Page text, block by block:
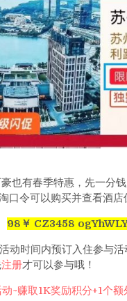
也有春季特惠，先一
口令可以购买并查看酒店
98￥ CZ3458
动时间内预订入住参与
注册才可以参与哦！
~赚取1K奖励积分+1个额